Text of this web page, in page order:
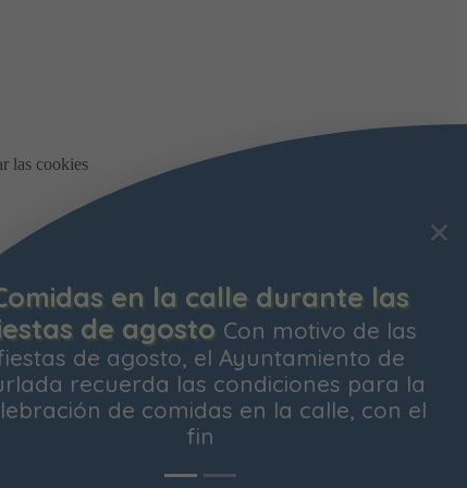
Bonificación de la Contribución
TerritorialYa está abierto el plazo
solicitar la bonificación del Impuesto
Contribución Territorial para el
ejercicio. Las personas propietarias de
vivienda habitual